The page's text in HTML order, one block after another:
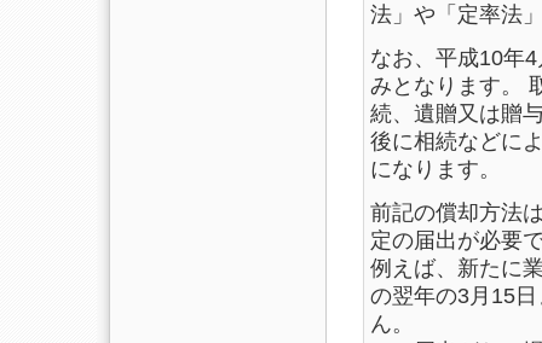
法」や「定率法
なお、平成10年
みとなります。
続、遺贈又は贈
後に相続などに
になります。
前記の償却方法
定の届出が必要
例えば、新たに
の翌年の3月15
ん。